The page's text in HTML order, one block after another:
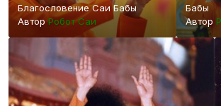
Благословение Саи Бабы
АвторРобот Саи
Бабы
Автор